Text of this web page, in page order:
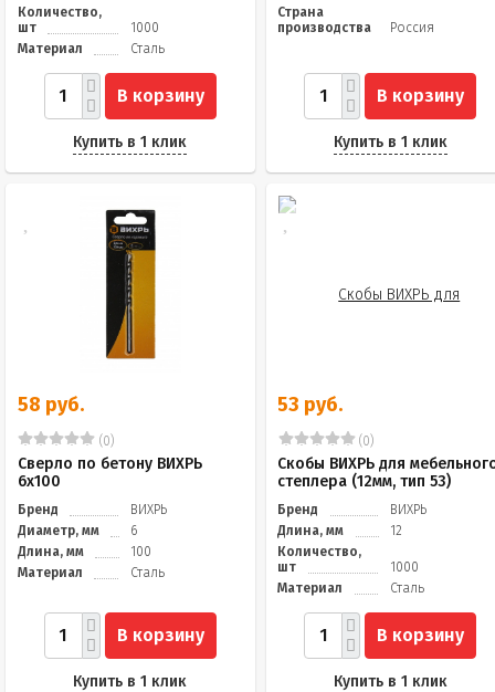
Количество,
шт
1000
Материал
Сталь
В корзину
Купить в 1 клик
Страна
производства
Россия
В корзину
Купить в 1 клик
58 руб.
(0)
Сверло по бетону ВИХРЬ
6x100
Бренд
ВИХРЬ
Диаметр, мм
6
Длина, мм
100
Материал
Сталь
В корзину
Купить в 1 клик
53 руб.
(0)
Скобы ВИХРЬ для
степлера (12мм, тип 53)
Бренд
ВИХРЬ
Длина, мм
12
Количество,
шт
1000
Материал
Сталь
В корзину
Купить в 1 клик